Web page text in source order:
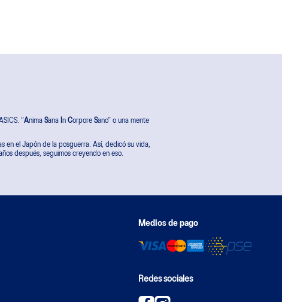
“Anima Sana n Corpore Sano” o una mente
en el Japón de la posguerra. Así, dedicó su vida,
después, seguimos creyendo en eso.
Medios de pago
Redes sociales